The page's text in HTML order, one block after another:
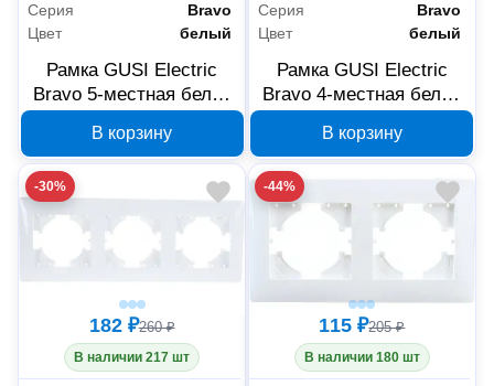
Серия
Bravo
Цвет
белый
Рамка GUSI Electric
Bravo 5-местная белая
В корзину
Серия
Bravo
Цвет
белый
Рамка GUSI Electric
Bravo 4-местная белая
В корзину
-30%
182 ₽260 ₽
В наличии 217 шт
-44%
115 ₽205 ₽
В наличии 180 шт